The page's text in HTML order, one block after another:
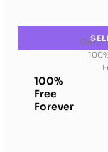
100%
Free
Forever
Our All